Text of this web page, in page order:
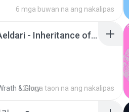
6 mga buwan na ang nakalipas
Wrath & Glory - Aeldari - Inheritance of Embers.pdf
& Glory
2 mga taon na ang nakalipas